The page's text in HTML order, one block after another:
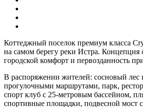
Коттеджный поселок премиум класса
на самом берегу реки Истра. Концепция
городской комфорт и первозданность
В распоряжении жителей: сосновый лес
прогулочными маршрутами, парк,
спорт клуб с 25-метровым бассейном,
спортивные площадки, подвесной мост